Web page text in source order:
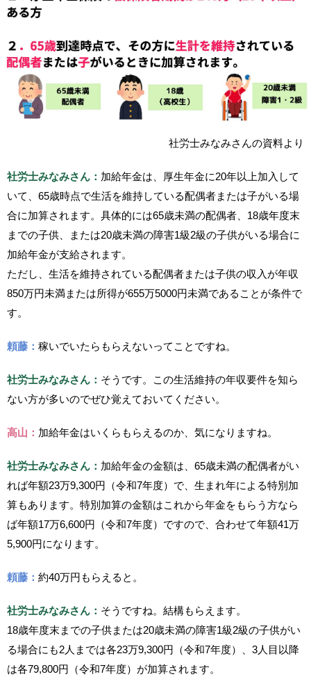
社労士みなみさんの資料より
社労士みなみさん： 加給年金は、厚生年金に20年以上加入して
いて、65歳時点で生活を維持している配偶者または子がいる場
合に加算されます。具体的には65歳未満の配偶者、18歳年度末
までの子供、または20歳未満の障害1級2級の子供がいる場合に
加給年金が支給されます。
ただし、生活を維持されている配偶者または子供の収入が年収
850万円未満または所得が655万5000円未満であることが条件で
す。
頼藤： 稼いでいたらもらえないってことですね。
社労士みなみさん： そうです。この生活維持の年収要件を知ら
ない方が多いのでぜひ覚えておいてください。
高山： 加給年金はいくらもらえるのか、気になりますね。
社労士みなみさん： 加給年金の金額は、65歳未満の配偶者がい
れば年額23万9,300円（令和7年度）で、生まれ年による特別加
算もあります。特別加算の金額はこれから年金をもらう方なら
ば年額17万6,600円（令和7年度）ですので、合わせて年額41万
5,900円になります。
頼藤： 約40万円もらえると。
社労士みなみさん： そうですね。結構もらえます。
18歳年度末までの子供または20歳未満の障害1級2級の子供がい
る場合にも2人までは各23万9,300円（令和7年度）、3人目以降
は各79,800円（令和7年度）が加算されます。